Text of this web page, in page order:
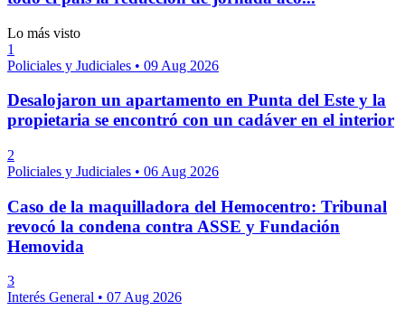
Lo más visto
1
Policiales y Judiciales • 09 Aug 2026
Desalojaron un apartamento en Punta del Este y la
propietaria se encontró con un cadáver en el interior
2
Policiales y Judiciales • 06 Aug 2026
Caso de la maquilladora del Hemocentro: Tribunal
revocó la condena contra ASSE y Fundación
Hemovida
3
Interés General • 07 Aug 2026